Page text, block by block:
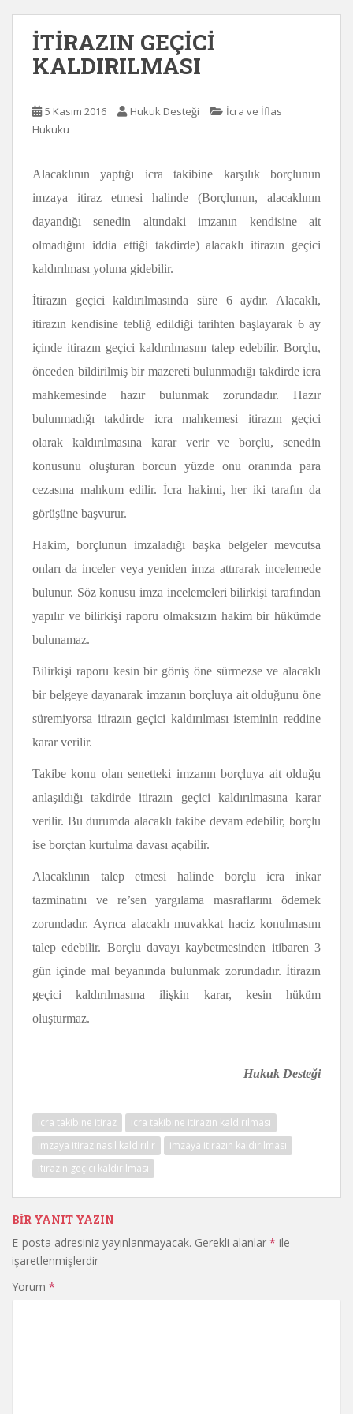
İTİRAZIN GEÇİCİ
KALDIRILMASI
5 Kasım 2016 Hukuk Desteği
İcra ve İflas
Hukuku
Alacaklının yaptığı icra takibine karşılık borçlunun
imzaya itiraz etmesi halinde (Borçlunun, alacaklının
dayandığı senedin altındaki imzanın kendisine ait
olmadığını iddia ettiği takdirde) alacaklı itirazın geçici
kaldırılması yoluna gidebilir.
İtirazın geçici kaldırılmasında süre 6 aydır. Alacaklı,
itirazın kendisine tebliğ edildiği tarihten başlayarak 6 ay
içinde itirazın geçici kaldırılmasını talep edebilir. Borçlu,
önceden bildirilmiş bir mazereti bulunmadığı takdirde icra
mahkemesinde hazır bulunmak zorundadır. Hazır
bulunmadığı takdirde icra mahkemesi itirazın geçici
olarak kaldırılmasına karar verir ve borçlu, senedin
konusunu oluşturan borcun yüzde onu oranında para
cezasına mahkum edilir. İcra hakimi, her iki tarafın da
görüşüne başvurur.
Hakim, borçlunun imzaladığı başka belgeler mevcutsa
onları da inceler veya yeniden imza attırarak incelemede
bulunur. Söz konusu imza incelemeleri bilirkişi tarafından
yapılır ve bilirkişi raporu olmaksızın hakim bir hükümde
bulunamaz.
Bilirkişi raporu kesin bir görüş öne sürmezse ve alacaklı
bir belgeye dayanarak imzanın borçluya ait olduğunu öne
süremiyorsa itirazın geçici kaldırılması isteminin reddine
karar verilir.
Takibe konu olan senetteki imzanın borçluya ait olduğu
anlaşıldığı takdirde itirazın geçici kaldırılmasına karar
verilir. Bu durumda alacaklı takibe devam edebilir, borçlu
ise borçtan kurtulma davası açabilir.
Alacaklının talep etmesi halinde borçlu icra inkar
tazminatını ve re’sen yargılama masraflarını ödemek
zorundadır. Ayrıca alacaklı muvakkat haciz konulmasını
talep edebilir. Borçlu davayı kaybetmesinden itibaren 3
gün içinde mal beyanında bulunmak zorundadır. İtirazın
geçici kaldırılmasına ilişkin karar, kesin hüküm
oluşturmaz.
Hukuk Desteği
icra takibine itiraz
icra takibine itirazın kaldırılması
imzaya itiraz nasıl kaldırılır
imzaya itirazın kaldırılması
itirazın geçici kaldırılması
BIR YANIT YAZIN
E-posta adresiniz yayınlanmayacak. Gerekli alanlar * ile
işaretlenmişlerdir
Yorum *